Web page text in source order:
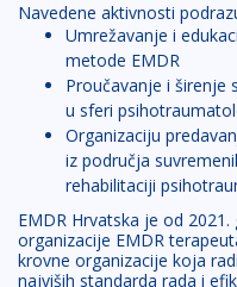
Navedene aktivnosti
Umrežavanje i
metode EMDR
Proučavanje i širenje
u sferi
Organizaciju
iz područja
rehabilitaciji
EMDR Hrvatska je od
organizacije EMDR
krovne organizacije koja
najviših standarda rada i